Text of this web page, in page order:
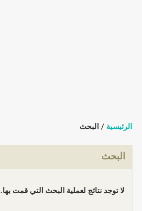
الرئيسية / البحث
البحث
لا توجد نتائج لعملية البحث التي قمت بها.